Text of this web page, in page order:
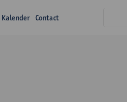
Kalender Contact